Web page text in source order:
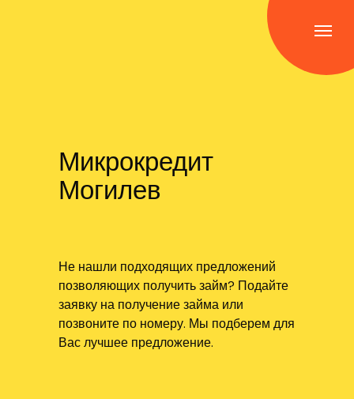
Микрокредит
Могилев
Не нашли подходящих предложений
позволяющих получить займ? Подайте
заявку на получение займа или
позвоните по номеру. Мы подберем для
Вас лучшее предложение.